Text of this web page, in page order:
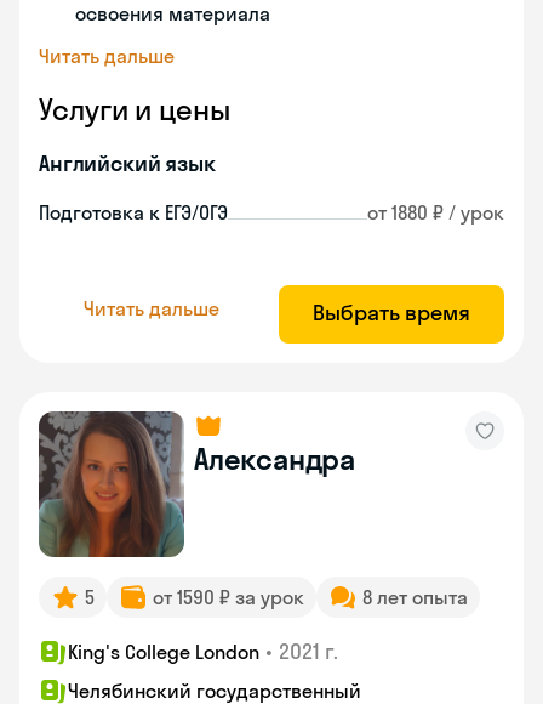
освоения материала
Читать дальше
Услуги и цены
Английский язык
Подготовка к ЕГЭ/ОГЭ от 1880 ₽ / урок
Читать дальше Выбрать время
Александра
5 от 1590 ₽ за урок 8 лет опыта
King's College London • 2021 г.
Челябинский государственный